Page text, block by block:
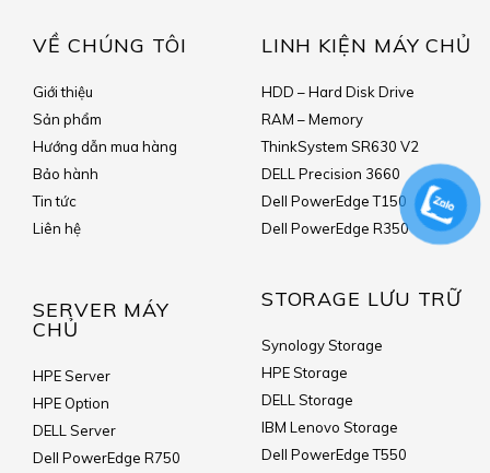
VỀ CHÚNG TÔI
Giới thiệu
Sản phẩm
Hướng dẫn mua hàng
Bảo hành
Tin tức
Liên hệ
SERVER MÁY
CHỦ
HPE Server
HPE Option
DELL Server
Dell PowerEdge R750
LINH KIỆN MÁY CHỦ
HDD – Hard Disk Drive
RAM – Memory
ThinkSystem SR630 V2
DELL Precision 3660
Dell PowerEdge T150
Dell PowerEdge R350
STORAGE LƯU TRỮ
Synology Storage
HPE Storage
DELL Storage
IBM Lenovo Storage
Dell PowerEdge T550